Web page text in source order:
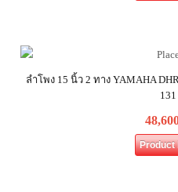
ลำโพง 15 นิ้ว 2 ทาง YAMAHA
Product